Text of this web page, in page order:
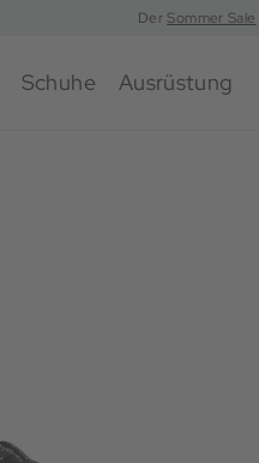
DerSommer Sale
Schuhe Ausrüstung